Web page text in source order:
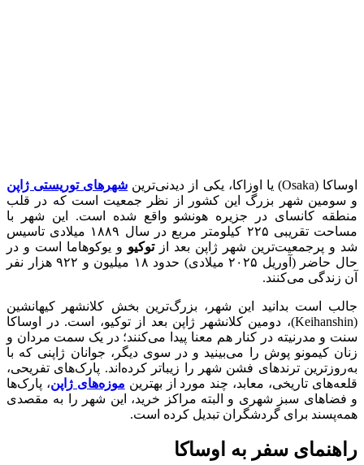
اوساکا (Osaka) یا اوزاکا، یکی از دیدنی‌ترین
شهر‌های توریستی ژاپن
و سومین شهر بزرگ این کشور از نظر جمعیت است که در قلب
منطقه کانسای در جزیره‌ هونشو واقع شده است. این شهر با
مساحت تقریبی ۲۲۵ کیلومتر مربع در سال ۱۸۸۹ میلادی تاسیس
شد و پرجمعیت‌ترین شهر ژاپن بعد ازتوکیو و یوکوهاما است و در
حال حاضر (آوریل ۲۰۲۵ میلادی) حدود ۱۸ میلیون و ۹۲۲ هزار نفر
آن زندگی می‌کنند.
جالب است بدانید این شهر، بزرگ‌ترین بخش کلانشهر کیهانشین
(Keihanshin)، دومین کلانشهر ژاپن بعد از توکیو، است. در اوساکا
سنت و مدرنیته در کنار هم معنا پیدا می‌کنند؛ در یک سمت مردان و
زنان کیمونو پوش را می‌بینید و در سوی دیگر، جوانان ژاپنی که با
به‌روز‌ترین ترند‌های فشن شهر را زیباتر کرده‌‌اند. پارک‌های تفریحی،
قلعه‌های تاریخی، معابد، چند مورد از بهترین موزه‌های ژاپن، پارک‌ها
و فضاهای سبز شهری و البته مراکز خرید، این شهر را به مقصدی
همه‌پسند برای گردشگران تبدیل کرده است.
راهنمای سفر به اوساکا